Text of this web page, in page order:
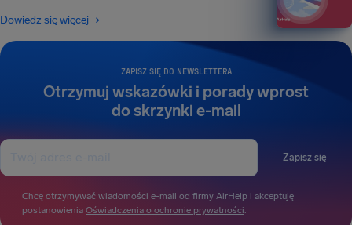
ZAPISZ SIĘ DO NEWSLETTERA
Otrzymuj wskazówki i porady wprost
do skrzynki e-mail
Zapisz się
Chcę otrzymywać wiadomości e-mail od firmy AirHelp i akceptuję
postanowienia Oświadczenia o ochronie prywatności.
Dowiedz się więcej